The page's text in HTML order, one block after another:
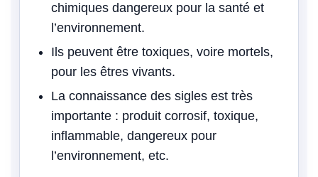
chimiques dangereux pour la santé et
l’environnement.
Ils peuvent être toxiques, voire mortels,
pour les êtres vivants.
La connaissance des sigles est très
importante : produit corrosif, toxique,
inflammable, dangereux pour
l’environnement, etc.